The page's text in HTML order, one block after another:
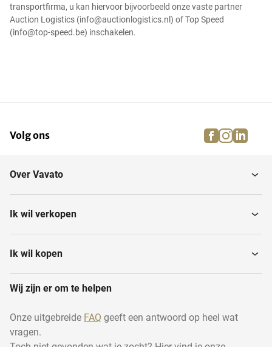
transportfirma, u kan hiervoor bijvoorbeeld onze vaste partner
Auction Logistics (info@auctionlogistics.nl) of Top Speed
(info@top-speed.be) inschakelen.
Volg ons facebook
Over Vavato
Ik wil verkopen
Ik wil kopen
Wij zijn er om te helpen
Onze uitgebreide FAQ geeft een antwoord op heel wat
vragen.